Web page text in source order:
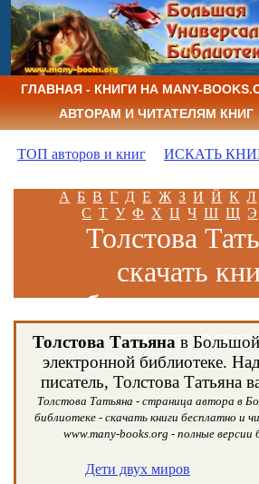
ГЛАВНАЯ - КНИГИ НА MANY-
АВТОРАМ И ЧИТАТЕЛЯМ КНИГ
ТОП авторов и книг ИСКАТЬ
А Б В Г Д Е Ж З И Й К Л
С Т У Ф Х Ц Ч Ш Щ Э
Толстова
скачать
бесплатно и
книги
Толстова Татьяна в
электронной библиотеке.
писатель, Толстова Татьяна
Толстова Татьяна - страница автора в
библиотеке - скачать книги бесплатно и
www.many-books.org - полные версии
Дети двух миров